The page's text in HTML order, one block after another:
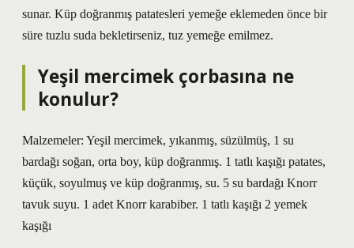
sunar. Küp doğranmış patatesleri yemeğe eklemeden önce bir
süre tuzlu suda bekletirseniz, tuz yemeğe emilmez.
Yeşil mercimek çorbasına ne
konulur?
Malzemeler: Yeşil mercimek, yıkanmış, süzülmüş, 1 su
bardağı soğan, orta boy, küp doğranmış. 1 tatlı kaşığı patates,
küçük, soyulmuş ve küp doğranmış, su. 5 su bardağı Knorr
tavuk suyu. 1 adet Knorr karabiber. 1 tatlı kaşığı 2 yemek
kaşığı